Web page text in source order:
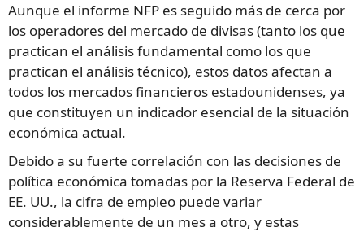
Aunque el informe NFP es seguido más de cerca por
los operadores del mercado de divisas (tanto los que
practican el análisis fundamental como los que
practican el análisis técnico), estos datos afectan a
todos los mercados financieros estadounidenses, ya
que constituyen un indicador esencial de la situación
económica actual.
Debido a su fuerte correlación con las decisiones de
política económica tomadas por la Reserva Federal de
EE. UU., la cifra de empleo puede variar
considerablemente de un mes a otro, y estas